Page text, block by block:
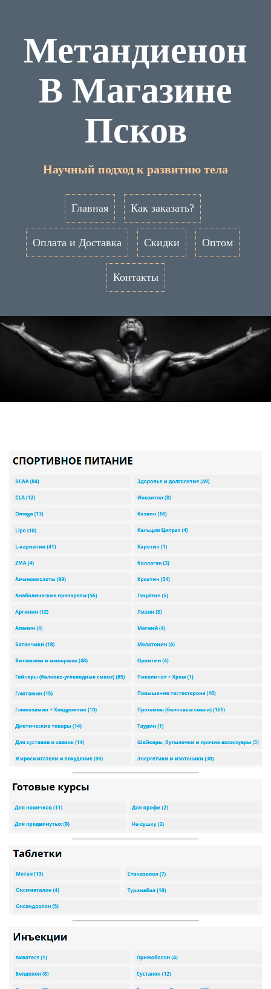
Метандиенон
В Магазине
Псков
Научный подход к развитию тела
Главная Как заказать?
Оплата и Доставка Скидки Оптом
Контакты